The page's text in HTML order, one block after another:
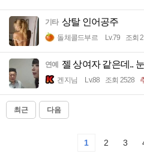
기타 상탈 인어공주
돌체콜드부르 Lv.79 조회
연예 젤 상여자 같은데..
겐지님 Lv.88 조회 2528
최근 다음
1 2 3